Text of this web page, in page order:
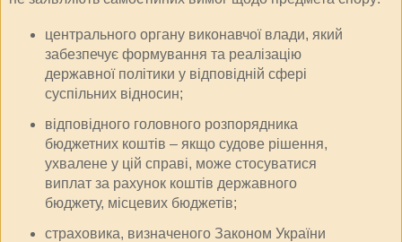
центрального органу виконавчої влади, який
забезпечує формування та реалізацію
державної політики у відповідній сфері
суспільних відносин;
відповідного головного розпорядника
бюджетних коштів – якщо судове рішення,
ухвалене у цій справі, може стосуватися
виплат за рахунок коштів державного
бюджету, місцевих бюджетів;
страховика, визначеного Законом України